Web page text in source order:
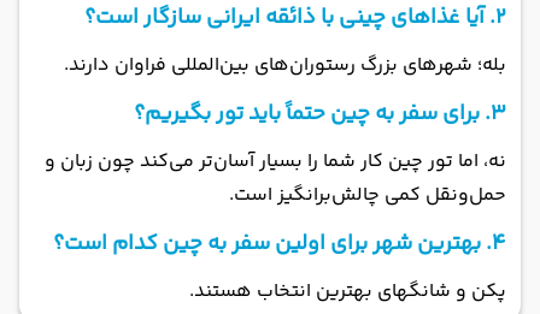
۲. آیا غذاهای چینی با ذائقه ایرانی سازگار است؟
بله؛ شهرهای بزرگ رستوران‌های بین‌المللی فراوان دارند.
۳. برای سفر به چین حتماً باید تور بگیریم؟
نه، اما تور چین کار شما را بسیار آسان‌تر می‌کند چون زبان و
حمل‌ونقل کمی چالش‌برانگیز است.
۴. بهترین شهر برای اولین سفر به چین کدام است؟
پکن و شانگهای بهترین انتخاب هستند.